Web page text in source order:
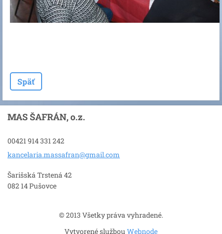
Späť
MAS ŠAFRÁN, o.z.
00421 914 331 242
kancelaria.massafran@gmail.com
Šarišská Trstená 42
082 14 Pušovce
© 2013 Všetky práva vyhradené.
Vytvorené službou Webnode